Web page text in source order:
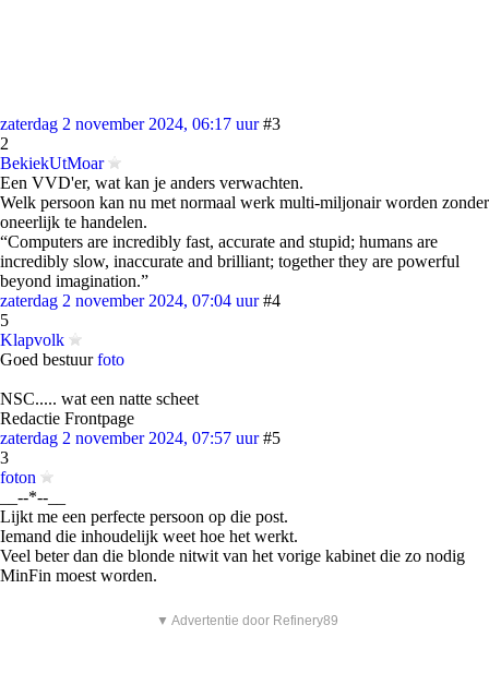
zaterdag 2 november 2024, 06:17 uur #3
2
BekiekUtMoar
Een VVD'er, wat kan je anders verwachten.
Welk persoon kan nu met normaal werk multi-miljonair worden zonder
oneerlijk te handelen.
“Computers are incredibly fast, accurate and stupid; humans are
incredibly slow, inaccurate and brilliant; together they are powerful
beyond imagination.”
zaterdag 2 november 2024, 07:04 uur #4
5
Klapvolk
Goed bestuurfoto
NSC..... wat een natte scheet
Redactie Frontpage
zaterdag 2 november 2024, 07:57 uur #5
3
foton
__--*--__
Lijkt me een perfecte persoon op die post.
Iemand die inhoudelijk weet hoe het werkt.
Veel beter dan die blonde nitwit van het vorige kabinet die zo nodig
MinFin moest worden.
▼ Advertentie door Refinery89